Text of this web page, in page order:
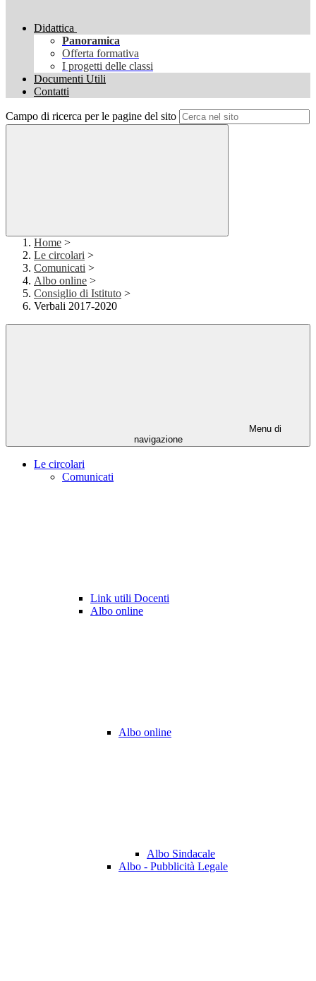
Didattica
Panoramica
Offerta formativa
I progetti delle classi
Documenti Utili
Contatti
Campo di ricerca per le pagine del sito
Home >
Le circolari >
Comunicati >
Albo online >
Consiglio di Istituto >
Verbali 2017-2020
Menu di
navigazione
Le circolari
Comunicati
Link utili Docenti
Albo online
Albo online
Albo Sindacale
Albo - Pubblicità Legale